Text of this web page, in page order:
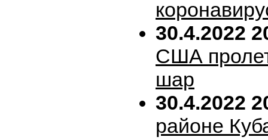
30.4.2022
США
шар
30.4.2022
районе